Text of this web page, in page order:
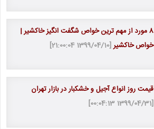
8 مورد از مهم ترین خواص شگفت انگیز خاکشیر |
خواص خاکشیر[1399/04/10 21:00:04]
قیمت روز انواع آجیل و خشکبار در بازار تهران
[1399/04/31 00:04:13]